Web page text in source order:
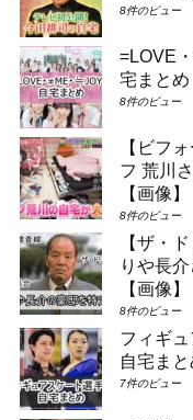
8件のビュー
=LOVE
宅まとめ
8件のビュー
【ビフ
フ 荒川
【画像】
8件のビュー
【ザ・
りや長
【画像】
8件のビュー
フィギ
自宅まと
7件のビュー